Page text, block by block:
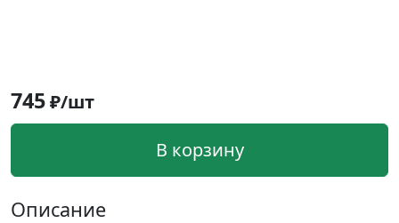
745₽/шт
В корзину
Описание